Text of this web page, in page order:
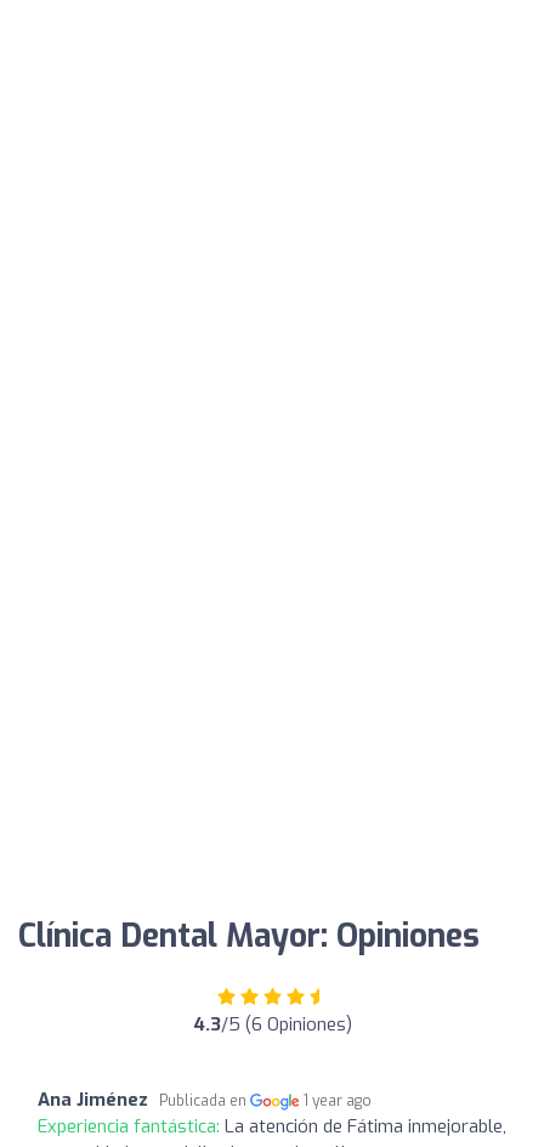
Clínica Dental Mayor: Opiniones
4.3/5 (6 Opiniones)
Ana Jiménez Publicada en 1 year ago
Experiencia fantástica: La atención de Fátima inmejorable,